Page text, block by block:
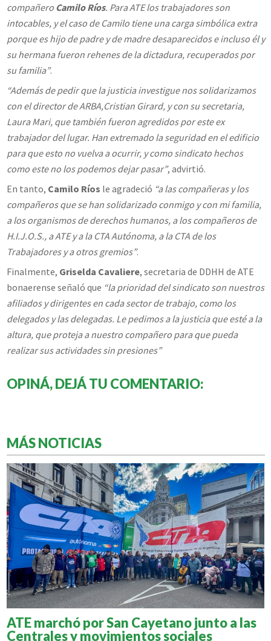
compañero Camilo Ríos. Para ATE los trabajadores son
intocables, y el caso de Camilo tiene una carga simbólica extra
porque es hijo de padre y de madre desaparecidos e incluso él y
su hermana fueron rehenes de la dictadura, recuperados por
su familia”.
“Además de pedir que la justicia investigue nos solidarizamos
con el director de ARBA,Cristian Girard, y con su secretaria,
Laura Mari, que también fueron agredidos por este ex
trabajador del lugar. Han extremado la seguridad en el edificio
para que esto no vuelva a ocurrir, y como sindicato hechos
como este no los podemos dejar pasar”, advirtió.
En tanto, Camilo Ríos le agradeció “a las compañeras y los
compañeros que se han solidarizado conmigo y con mi familia,
a los organismos de derechos humanos, a los compañeros de
H.I.J.O.S., a ATE y a la CTA Autónoma, a la CTA de los
Trabajadores y a otros gremios”.
Finalmente, Griselda Cavaliere, secretaria de DDHH de ATE
bonaerense señaló que “la prioridad del sindicato son nuestros
afiliados y dirigentes en cada sector de trabajo, como los
delegados y las delegadas. Le pedimos a la justicia que esté a la
altura, que proteja a nuestro compañero para que pueda
realizar sus actividades sin presiones”
OPINÁ, DEJÁ TU COMENTARIO:
MÁS NOTICIAS
ATE marchó por San Cayetano junto a las
Centrales y movimientos sociales